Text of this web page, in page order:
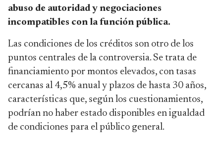
abuso de autoridad y negociaciones
incompatibles con la función pública.
Las condiciones de los créditos son otro de los
puntos centrales de la controversia. Se trata de
financiamiento por montos elevados, con tasas
cercanas al 4,5% anual y plazos de hasta 30 años,
características que, según los cuestionamientos,
podrían no haber estado disponibles en igualdad
de condiciones para el público general.